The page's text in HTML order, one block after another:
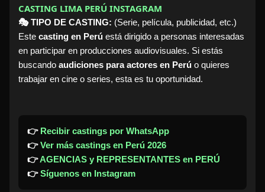
CASTING LIMA PERÚ INSTAGRAM
🎭 TIPO DE CASTING: (Serie, película, publicidad, etc.)
Este casting en Perú está dirigido a personas interesadas
en participar en producciones audiovisuales. Si estás
buscando audiciones para actores en Perú o quieres
trabajar en cine o series, esta es tu oportunidad.
👉 Recibir castings por WhatsApp
👉Ver más castings en Perú 2026
👉AGENCIAS y REPRESENTANTES en PERÚ
👉Síguenos en Instagram